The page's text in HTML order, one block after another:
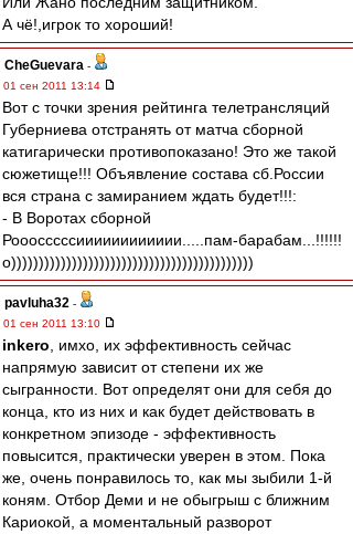
А чё!,игрок то хороший!
CheGuevara -
01 сен 2011 13:14
Вот с точки зрения рейтинга телетрансляций
Губерниева отстранять от матча сборной
катигарически противопоказано! Это же такой
сюжетище!!! Объявление состава сб.России
вся страна с замиранием ждать будет!!!:
- В Воротах сборной
Рооосссссииииииииииии.....пам-барабам...!!!!!!
о))))))))))))))))))))))))))))))))))))))))))))
pavluha32 -
01 сен 2011 13:10
inkero , имхо, их эффективность сейчас
напрямую зависит от степени их же
сыгранности. Вот определят они для себя до
конца, кто из них и как будет действовать в
конкретном эпизоде - эффективность
повысится, практически уверен в этом. Пока
же, очень понравилось то, как мы зыбили 1-й
коням. Отбор Деми и не обыгрыш с ближним
Кариокой, а моментальный разворот